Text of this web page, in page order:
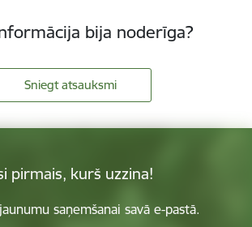
bija noderīga?
Sniegt atsauksmi
pirmais, kurš uzzina!
saņemšanai savā e-pastā.